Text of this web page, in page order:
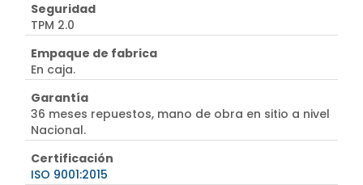
Seguridad
TPM 2.0
Empaque de fabrica
En caja.
Garantía
36 meses repuestos, mano de obra en sitio a nivel
Nacional.
Certificación
ISO 9001:2015